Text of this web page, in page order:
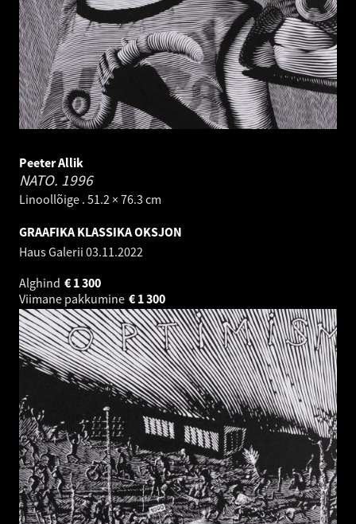
Peeter Allik
NATO. 1996
Linoollõige . 51.2 × 76.3 cm
GRAAFIKA KLASSIKA OKSJON
Haus Galerii 03.11.2022
Alghind
1 300
€
Viimane pakkumine
1 300
€